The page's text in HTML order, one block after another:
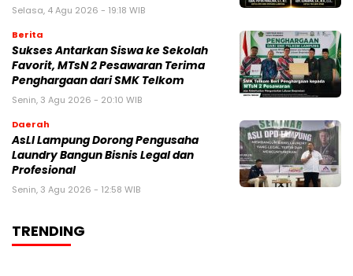
Selasa, 4 Agu 2026 - 19:18 WIB
Berita
Sukses Antarkan Siswa ke Sekolah
Favorit, MTsN 2 Pesawaran Terima
Penghargaan dari SMK Telkom
Senin, 3 Agu 2026 - 20:10 WIB
Daerah
AsLI Lampung Dorong Pengusaha
Laundry Bangun Bisnis Legal dan
Profesional
Senin, 3 Agu 2026 - 12:58 WIB
TRENDING